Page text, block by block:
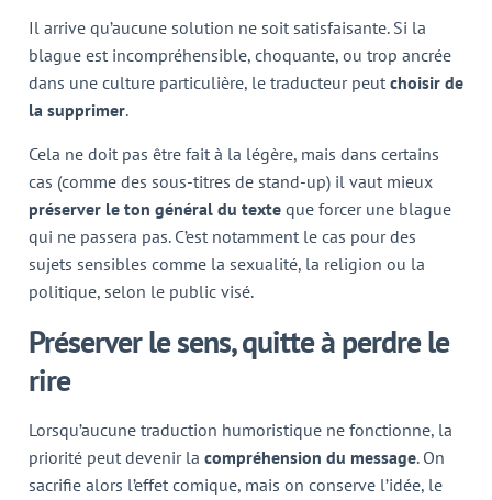
Il arrive qu’aucune solution ne soit satisfaisante. Si la
blague est incompréhensible, choquante, ou trop ancrée
dans une culture particulière, le traducteur peut choisir de
la supprimer.
Cela ne doit pas être fait à la légère, mais dans certains
cas (comme des sous-titres de stand-up) il vaut mieux
préserver le ton général du texte que forcer une blague
qui ne passera pas. C’est notamment le cas pour des
sujets sensibles comme la sexualité, la religion ou la
politique, selon le public visé.
Préserver le sens, quitte à perdre le
rire
Lorsqu’aucune traduction humoristique ne fonctionne, la
priorité peut devenir la compréhension du message. On
sacrifie alors l’effet comique, mais on conserve l’idée, le